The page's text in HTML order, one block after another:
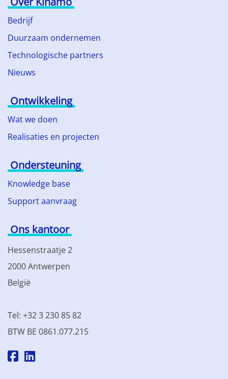
Bedrijf
Duurzaam ondernemen
Technologische partners
Nieuws
Ontwikkeling
Wat we doen
Realisaties en projecten
Ondersteuning
Knowledge base
Support aanvraag
Ons kantoor
Hessenstraatje 2
2000 Antwerpen
België
Tel: +32 3 230 85 82
BTW BE 0861.077.215